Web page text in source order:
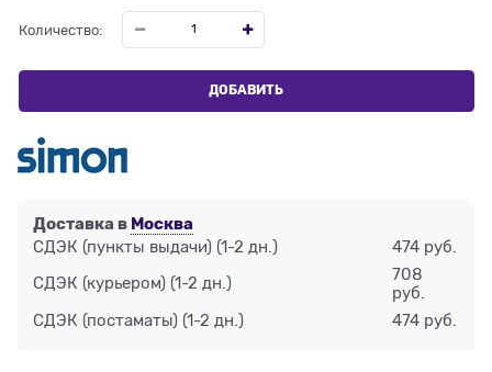
Количество:
ДОБАВИТЬ
Доставка в Москва
СДЭК (пункты выдачи) (1-2 дн.) 474 руб.
СДЭК (курьером) (1-2 дн.)
708
руб.
СДЭК (постаматы) (1-2 дн.) 474 руб.